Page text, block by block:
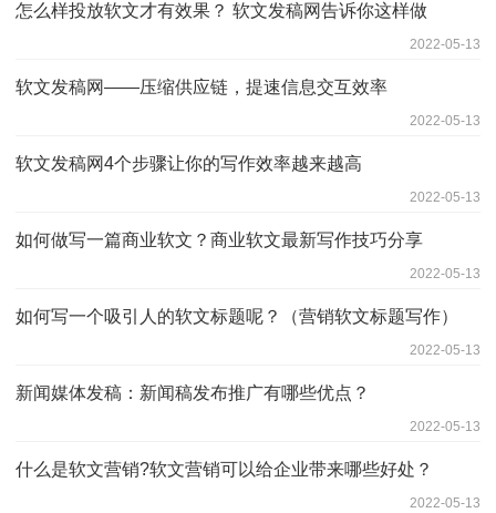
怎么样投放软文才有效果？ 软文发稿网告诉你这样做
2022-05-13
软文发稿网——压缩供应链，提速信息交互效率
2022-05-13
软文发稿网4个步骤让你的写作效率越来越高
2022-05-13
如何做写一篇商业软文？商业软文最新写作技巧分享
2022-05-13
如何写一个吸引人的软文标题呢？（营销软文标题写作）
2022-05-13
新闻媒体发稿：新闻稿发布推广有哪些优点？
2022-05-13
什么是软文营销?软文营销可以给企业带来哪些好处？
2022-05-13